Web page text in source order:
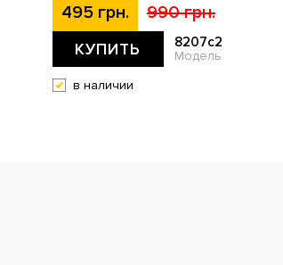
495 грн. 990 грн.
КУПИТЬ 8207c2
Модель
в наличии